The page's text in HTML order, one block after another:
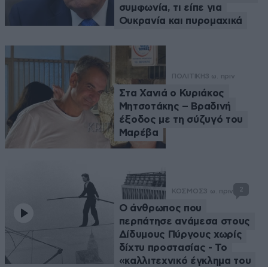
συμφωνία, τι είπε για
Ουκρανία και πυρομαχικά
ΠΟΛΙΤΙΚΗ3 ω. πριν
Στα Χανιά ο Κυριάκος
Μητσοτάκης – Βραδινή
έξοδος με τη σύζυγό του
Μαρέβα
ΚΟΣΜΟΣ3 ω. πριν 2
Ο άνθρωπος που
περπάτησε ανάμεσα στους
Δίδυμους Πύργους χωρίς
δίχτυ προστασίας - Το
«καλλιτεχνικό έγκλημα του